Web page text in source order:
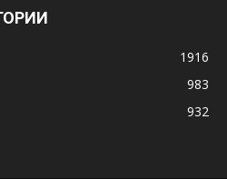
1916
983
932